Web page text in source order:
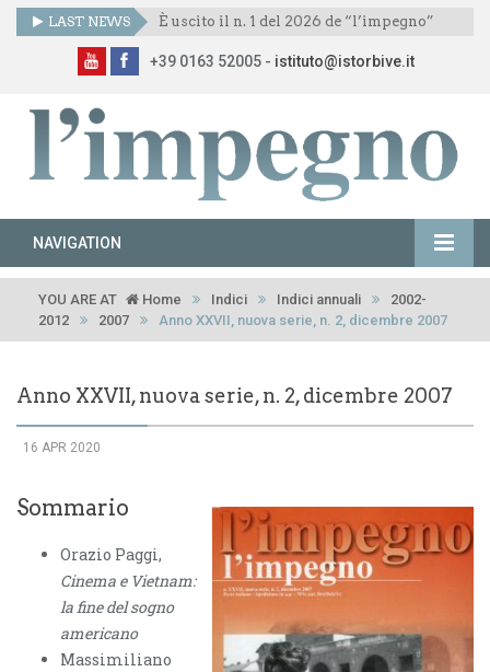
LAST NEWS È uscito il n. 1 del 2026 de “l’impegno”
+39 0163 52005 - istituto@istorbive.it
NAVIGATION
YOU ARE AT Home Indici Indici annuali
2002-
2012
2007 Anno XXVII, nuova serie, n. 2, dicembre 2007
Anno XXVII, nuova serie, n. 2, dicembre 2007
16 APR 2020
Sommario
Orazio Paggi,
Cinema e Vietnam:
la fine del sogno
americano
Massimiliano